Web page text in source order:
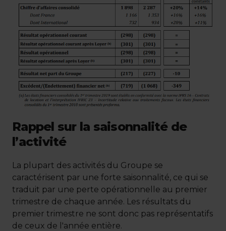
Rappel sur la saisonnalité de
l’activité
La plupart des activités du Groupe se
caractérisent par une forte saisonnalité, ce qui se
traduit par une perte opérationnelle au premier
trimestre de chaque année. Les résultats du
premier trimestre ne sont donc pas représentatifs
de ceux de l'année entière.